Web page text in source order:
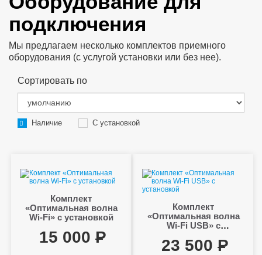
подключения
Мы предлагаем несколько комплектов приемного
оборудования (с услугой установки или без нее).
Сортировать по
Наличие С установкой
Комплект
«Оптимальная волна
Wi-Fi» с установкой
15 000
Комплект
«Оптимальная волна
Wi-Fi USB» с
23 500